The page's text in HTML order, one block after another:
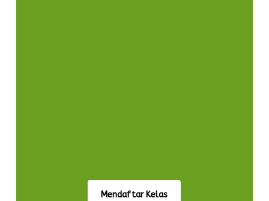
Mendaftar Kelas